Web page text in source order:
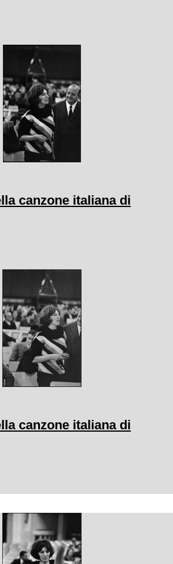
canzone italiana di
canzone italiana di